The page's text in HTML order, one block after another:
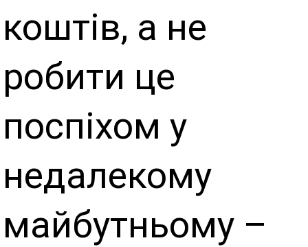
коштів, а не
робити це
поспіхом у
недалекому
майбутньому –